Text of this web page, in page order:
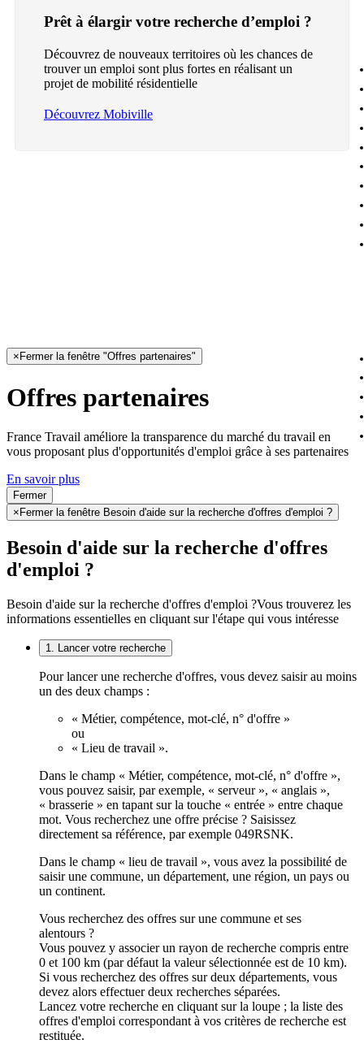
Prêt à élargir votre recherche d’emploi ?
Découvrez de nouveaux territoires où les chances de
trouver un emploi sont plus fortes en réalisant un
projet de mobilité résidentielle
Découvrez Mobiville
× Fermer la fenêtre "Offres partenaires"
Offres partenaires
France Travail améliore la transparence du marché du travail en
vous proposant plus d'opportunités d'emploi grâce à ses partenaires
En savoir plus
Fermer
× Fermer la fenêtre Besoin d'aide sur la recherche d'offres d'emploi ?
Besoin d'aide sur la recherche d'offres
d'emploi ?
Besoin d'aide sur la recherche d'offres d'emploi ?Vous trouverez les
informations essentielles en cliquant sur l'étape qui vous intéresse
1. Lancer votre recherche
Pour lancer une recherche d'offres, vous devez saisir au moins
un des deux champs :
« Métier, compétence, mot-clé, n° d'offre »
ou
« Lieu de travail ».
Dans le champ « Métier, compétence, mot-clé, n° d'offre »,
vous pouvez saisir, par exemple, « serveur », « anglais »,
« brasserie » en tapant sur la touche « entrée » entre chaque
mot. Vous recherchez une offre précise ? Saisissez
directement sa référence, par exemple 049RSNK.
Dans le champ « lieu de travail », vous avez la possibilité de
saisir une commune, un département, une région, un pays ou
un continent.
Vous recherchez des offres sur une commune et ses
alentours ?
Vous pouvez y associer un rayon de recherche compris entre
0 et 100 km (par défaut la valeur sélectionnée est de 10 km).
Si vous recherchez des offres sur deux départements, vous
devez alors effectuer deux recherches séparées.
Lancez votre recherche en cliquant sur la loupe ; la liste des
offres d'emploi correspondant à vos critères de recherche est
restituée.